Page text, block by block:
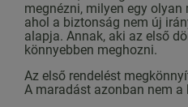
megnézni, milyen egy
ahol a biztonság nem új
alapja. Annak, aki az első
könnyebben meghozni.
Az első rendelést
A maradást azonban nem a